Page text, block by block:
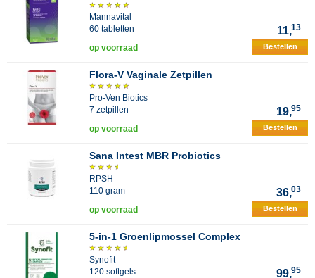
Mannavital
60 tabletten
11,13
op voorraad Bestellen
Flora-V Vaginale Zetpillen
Pro-Ven Biotics
7 zetpillen
19,95
op voorraad Bestellen
Sana Intest MBR Probiotics
RPSH
110 gram
36,03
op voorraad Bestellen
5-in-1 Groenlipmossel Complex
Synofit
120 softgels
99,95